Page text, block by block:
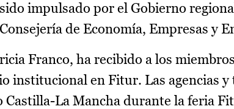
impulsado por el Gobierno
de Economía, Empresas y
Franco, ha recibido a los
institucional en Fitur. Las agencias
Castilla-La Mancha durante la feria